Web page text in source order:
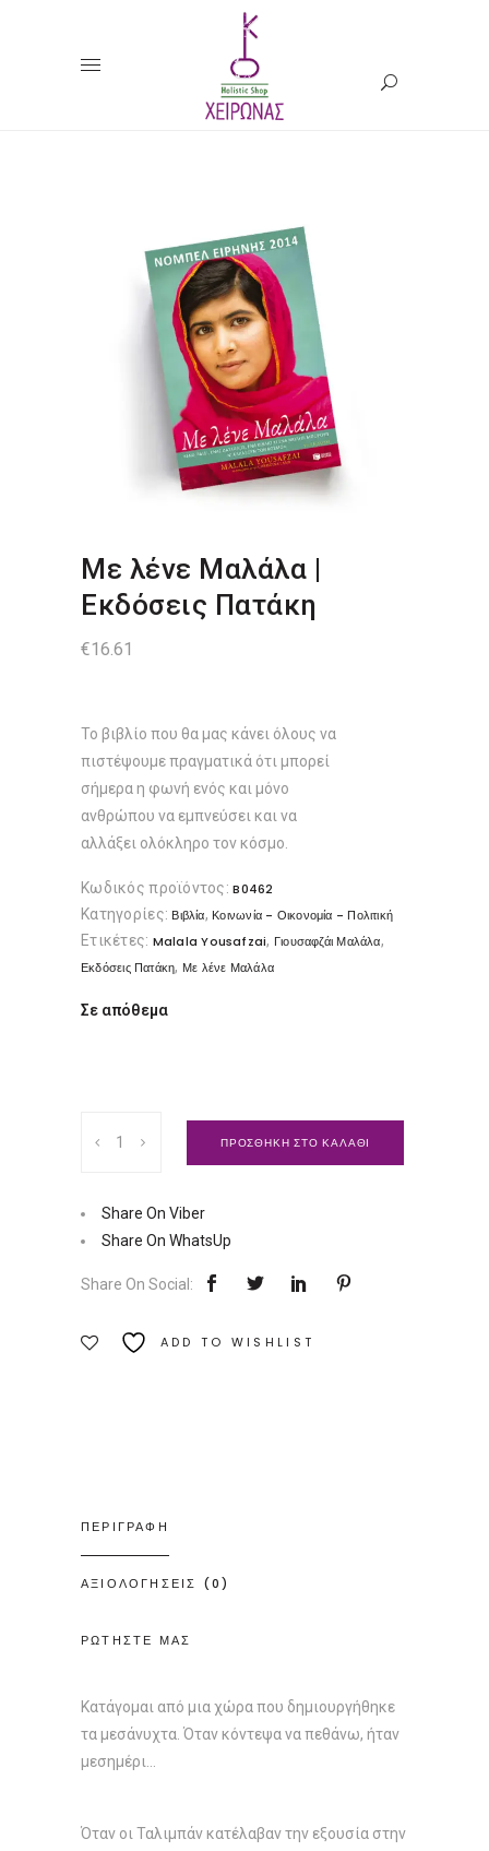
Με λένε Μαλάλα |
Εκδόσεις Πατάκη
€16.61
Το βιβλίο που θα µας κάνει όλους να
πιστέψουµε πραγµατικά ότι µπορεί
σήµερα η φωνή ενός και µόνο
ανθρώπου να εµπνεύσει και να
αλλάξει ολόκληρο τον κόσµο.
Κωδικός προϊόντος:B0462
Κατηγορίες: Βιβλία, Κοινωνία - Οικονομία - Πολιτική
Ετικέτες: Malala Yousafzai, Γιουσαφζάι Μαλάλα,
Εκδόσεις Πατάκη, Με λένε Μαλάλα
Σε απόθεμα
λένε
Εκδόσεις
Ποσότητα
ΠΡΟΣΘΗΚΗ ΣΤΟ ΚΑΛΑΘΙ
Share On Viber
Share On WhatsUp
Share On Social:
ADD TO WISHLIST
ΠΕΡΙΓΡΑΦΗ
ΑΞΙΟΛΟΓΗΣΕΙΣ (0)
ΡΩΤΗΣΤΕ ΜΑΣ
Κατάγοµαι από µια χώρα που δηµιουργήθηκε
τα µεσάνυχτα. Όταν κόντεψα να πεθάνω, ήταν
µεσηµέρι…
Όταν οι Ταλιµπάν κατέλαβαν την εξουσία στην